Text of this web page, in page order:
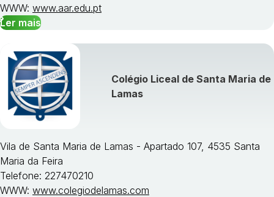
WWW: www.aar.edu.pt
Ler mais
Colégio Liceal de Santa Maria de
Lamas
Vila de Santa Maria de Lamas - Apartado 107, 4535 Santa
Maria da Feira
Telefone: 227470210
WWW: www.colegiodelamas.com